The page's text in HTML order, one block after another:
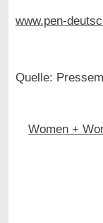
www.pen-
Quelle:
Women +